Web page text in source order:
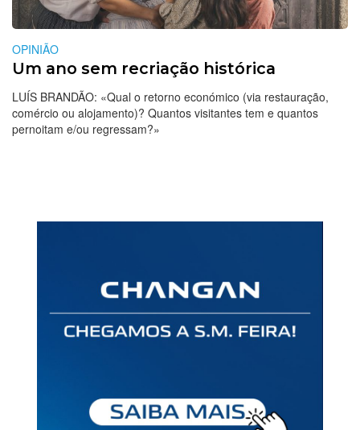
OPINIÃO
Um ano sem recriação histórica
LUÍS BRANDÃO: «Qual o retorno económico (via restauração,
comércio ou alojamento)? Quantos visitantes tem e quantos
pernoitam e/ou regressam?»